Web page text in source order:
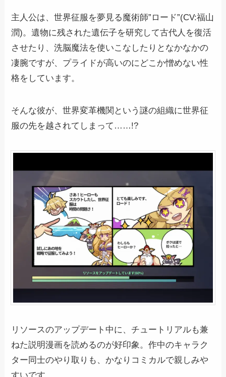
主人公は、世界征服を夢見る魔術師”ロード”(CV:福山
潤)。遺物に残された遺伝子を研究して古代人を復活
させたり、洗脳魔法を使いこなしたりとなかなかの
凄腕ですが、プライドが高いのにどこか憎めない性
格をしています。
そんな彼が、世界変革機関という謎の組織に世界征
服の先を越されてしまって……!?
リソースのアップデート中に、チュートリアルも兼
ねた説明漫画を読めるのが好印象。作中のキャラク
ター同士のやり取りも、かなりコミカルで親しみや
すいです。